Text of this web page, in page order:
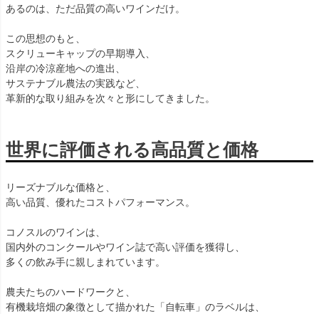
あるのは、ただ品質の高いワインだけ。
この思想のもと、
スクリューキャップの早期導入、
沿岸の冷涼産地への進出、
サステナブル農法の実践など、
革新的な取り組みを次々と形にしてきました。
世界に評価される高品質と価格
リーズナブルな価格と、
高い品質、優れたコストパフォーマンス。
コノスルのワインは、
国内外のコンクールやワイン誌で高い評価を獲得し、
多くの飲み手に親しまれています。
農夫たちのハードワークと、
有機栽培畑の象徴として描かれた「自転車」のラベルは、